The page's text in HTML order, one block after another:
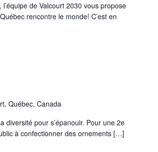
de Valcourt 2030 vous propose
rencontre le monde! C’est en
Québec, Canada
diversité pour s’épanouir. Pour une 2e
à confectionner des ornements […]